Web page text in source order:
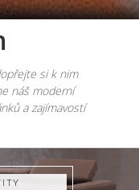
si k nim
náš moderní
a zajímavostí